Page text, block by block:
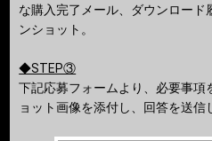
な購入完了メール、ダウンロー
ンショット。
◆STEP③
下記応募フォームより、必要事項
ョット画像を添付し、回答を送信